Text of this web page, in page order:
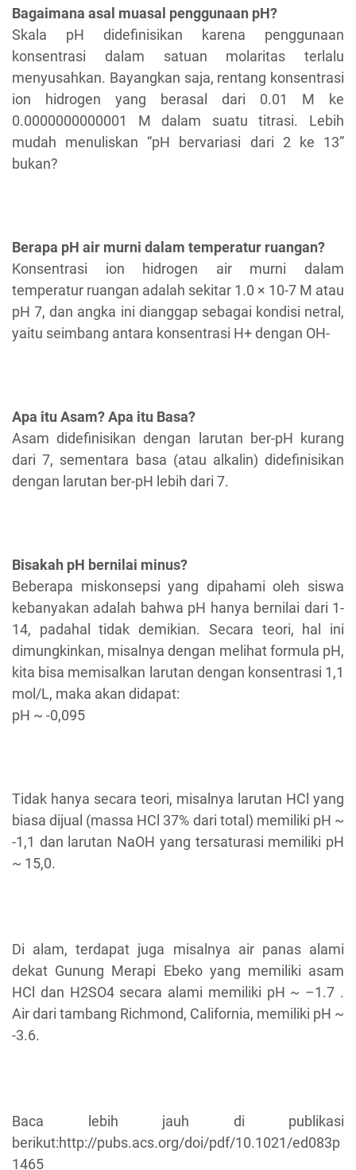
Bagaimana asal muasal penggunaan pH?
Skala pH didefinisikan karena penggunaan
konsentrasi dalam satuan molaritas terlalu
menyusahkan. Bayangkan saja, rentang konsentrasi
ion hidrogen yang berasal dari 0.01 M ke
0.0000000000001 M dalam suatu titrasi. Lebih
mudah menuliskan “pH bervariasi dari 2 ke 13”
bukan?
Berapa pH air murni dalam temperatur ruangan?
Konsentrasi ion hidrogen air murni dalam
temperatur ruangan adalah sekitar 1.0 × 10-7 M atau
pH 7, dan angka ini dianggap sebagai kondisi netral,
yaitu seimbang antara konsentrasi H+ dengan OH-
Apa itu Asam? Apa itu Basa?
Asam didefinisikan dengan larutan ber-pH kurang
dari 7, sementara basa (atau alkalin) didefinisikan
dengan larutan ber-pH lebih dari 7.
Bisakah pH bernilai minus?
Beberapa miskonsepsi yang dipahami oleh siswa
kebanyakan adalah bahwa pH hanya bernilai dari 1-
14, padahal tidak demikian. Secara teori, hal ini
dimungkinkan, misalnya dengan melihat formula pH,
kita bisa memisalkan larutan dengan konsentrasi 1,1
mol/L, maka akan didapat:
pH ~ -0,095
Tidak hanya secara teori, misalnya larutan HCl yang
biasa dijual (massa HCl 37% dari total) memiliki pH ~
-1,1 dan larutan NaOH yang tersaturasi memiliki pH
~ 15,0.
Di alam, terdapat juga misalnya air panas alami
dekat Gunung Merapi Ebeko yang memiliki asam
HCl dan H2SO4 secara alami memiliki pH ~ –1.7 .
Air dari tambang Richmond, California, memiliki pH ~
-3.6.
Baca lebih jauh di publikasi
berikut:http://pubs.acs.org/doi/pdf/10.1021/ed083p
1465